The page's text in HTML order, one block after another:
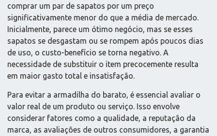
comprar um par de sapatos por um preço
significativamente menor do que a média de mercado.
Inicialmente, parece um ótimo negócio, mas se esses
sapatos se desgastam ou se rompem após poucos dias
de uso, o custo-benefício se torna negativo. A
necessidade de substituir o item precocemente resulta
em maior gasto total e insatisfação.
Para evitar a armadilha do barato, é essencial avaliar o
valor real de um produto ou serviço. Isso envolve
considerar fatores como a qualidade, a reputação da
marca, as avaliações de outros consumidores, a garantia